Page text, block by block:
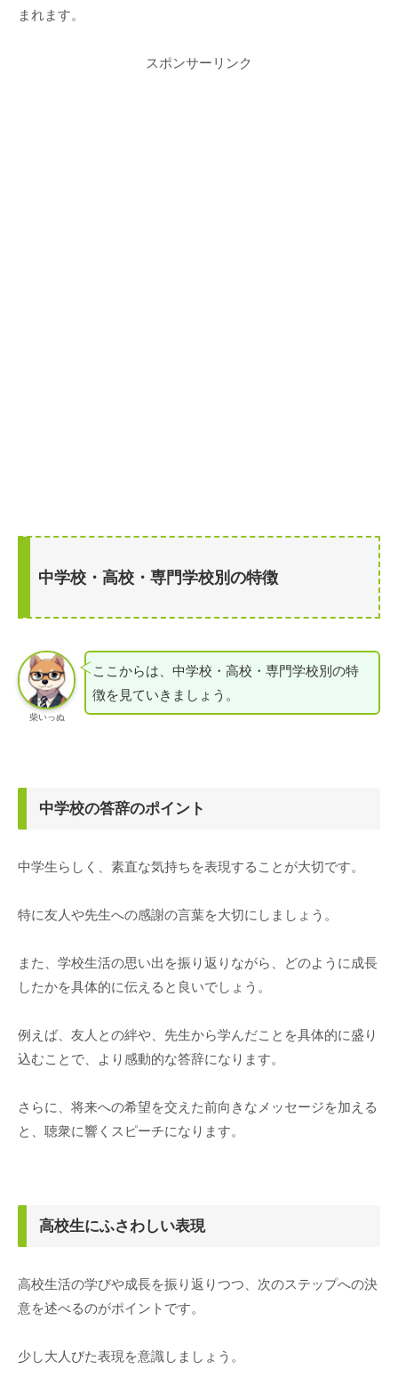
まれます。
スポンサーリンク
中学校・高校・専門学校別の特徴
柴いっぬ
ここからは、中学校・高校・専門学校別の特
徴を見ていきましょう。
中学校の答辞のポイント
中学生らしく、素直な気持ちを表現することが大切です。
特に友人や先生への感謝の言葉を大切にしましょう。
また、学校生活の思い出を振り返りながら、どのように成長
したかを具体的に伝えると良いでしょう。
例えば、友人との絆や、先生から学んだことを具体的に盛り
込むことで、より感動的な答辞になります。
さらに、将来への希望を交えた前向きなメッセージを加える
と、聴衆に響くスピーチになります。
高校生にふさわしい表現
高校生活の学びや成長を振り返りつつ、次のステップへの決
意を述べるのがポイントです。
少し大人びた表現を意識しましょう。